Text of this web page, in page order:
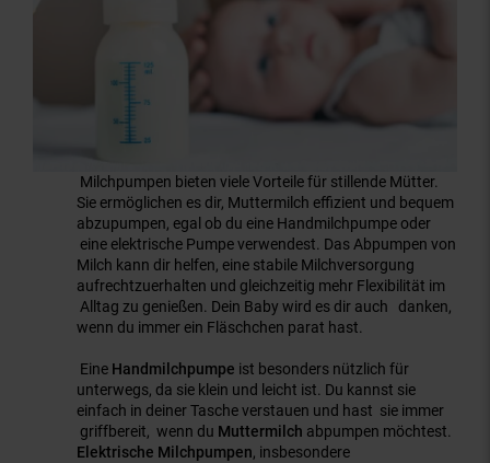
Milchpumpen bieten viele Vorteile für stillende Mütter.
Sie ermöglichen es dir, Muttermilch effizient und bequem
abzupumpen, egal ob du eine Handmilchpumpe oder
eine elektrische Pumpe verwendest. Das Abpumpen von
Milch kann dir helfen, eine stabile Milchversorgung
aufrechtzuerhalten und gleichzeitig mehr Flexibilität im
Alltag zu genießen. Dein Baby wird es dir auch danken,
wenn du immer ein Fläschchen parat hast.
Eine Handmilchpumpe ist besonders nützlich für
unterwegs, da sie klein und leicht ist. Du kannst sie
einfach in deiner Tasche verstauen und hast sie immer
griffbereit, wenn du Muttermilch abpumpen möchtest.
Elektrische Milchpumpen, insbesondere